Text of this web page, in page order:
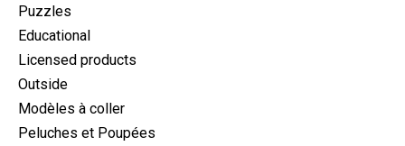
Puzzles
Educational
Licensed products
Outside
Modèles à coller
Peluches et Poupées